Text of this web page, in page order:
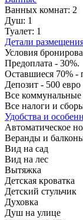
Ванных комнат: 2
Душ: 1
Туалет: 1
Детали
Условия
Предоплата - 30%.
Оставшиеся 70% -
Депозит - 500 евро
Все коммунальные
Все налоги и
Удобства и
Автоматическое
Веранды и
Вид на сад
Вид на лес
Вытяжка
Детская кроватка
Детский стульчик
Духовка
Душ на улице